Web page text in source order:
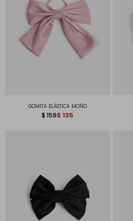
GOMITA ELÁSTICA MOÑO
$ 159$ 135